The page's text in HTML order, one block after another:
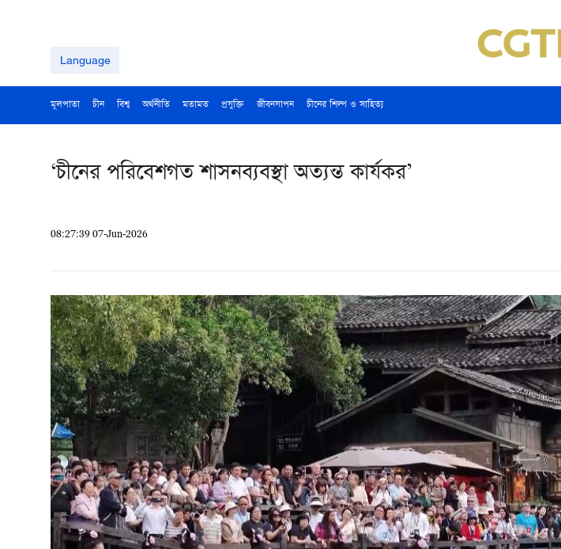
Language
মূলপাতা চীন বিশ্ব অর্থনীতি মতামত প্রযুক্তি জীবনযাপন চীনের শিল্প ও সাহিত্য
‘চীনের পরিবেশগত শাসনব্যবস্থা অত্যন্ত কার্যকর’
08:27:39 07-Jun-2026